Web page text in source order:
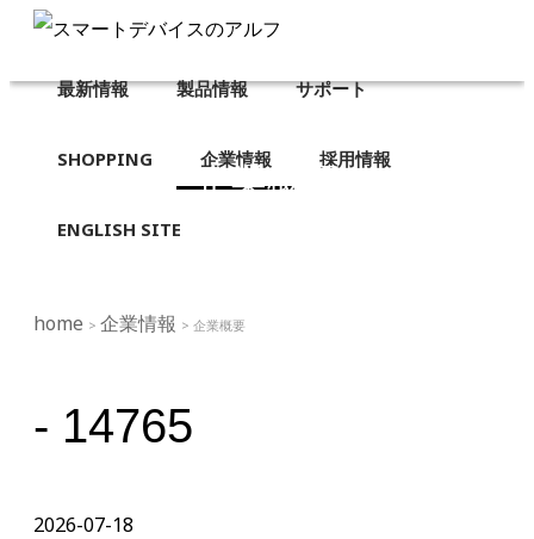
最新情報 製品情報 サポート
SHOPPING 企業情報 採用情報
ENGLISH SITE
企業概要
home > 企業情報 > 企業概要
- 14765
2026-07-18